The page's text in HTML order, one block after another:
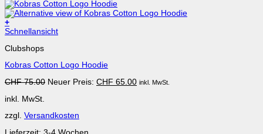
+
Dieses
weist
Varianten
Die
können
der
Produktseite
Schnellansicht
Clubshops
Kobras Cotton Logo Hoodie
CHF75.00 Ursprünglicher
Neuer Preis: CHF 65.00Aktueller
inkl. MwSt.
inkl. MwSt.
zzgl. Versandkosten